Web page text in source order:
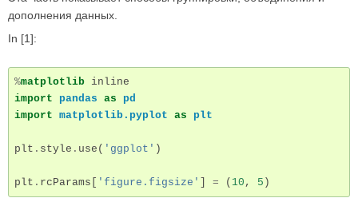
дополнения данных.
In [1]:
%matplotlib
import
pandas as
pd
import matplotlib.pyplot as plt
plt . style . use ( 'ggplot' )
plt . rcParams 'figure.figsize' = ( 10 , 5 )